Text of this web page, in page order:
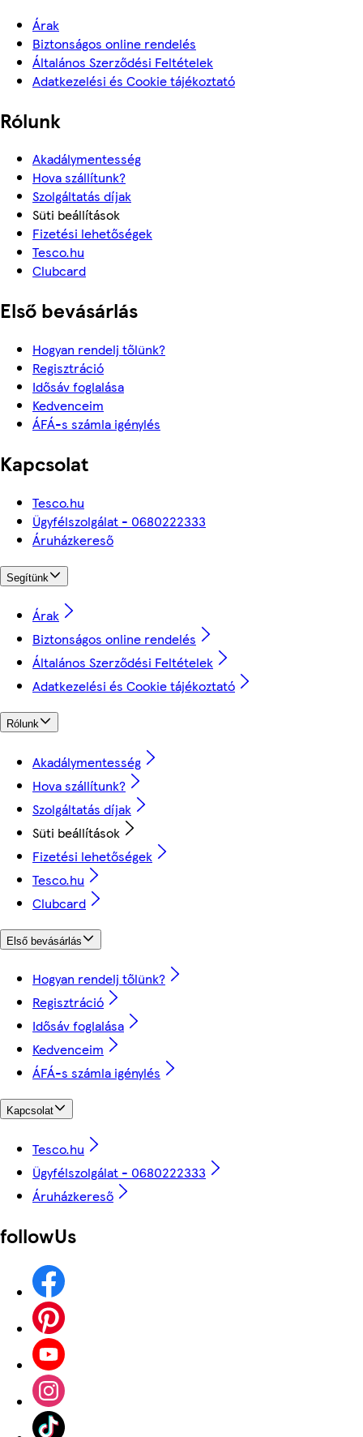
Árak
Biztonságos online rendelés
Általános Szerződési Feltételek
Adatkezelési és Cookie tájékoztató
Rólunk
Akadálymentesség
Hova szállítunk?
Szolgáltatás díjak
Süti beállítások
Fizetési lehetőségek
Tesco.hu
Clubcard
Első bevásárlás
Hogyan rendelj tőlünk?
Regisztráció
Idősáv foglalása
Kedvenceim
ÁFÁ-s számla igénylés
Kapcsolat
Tesco.hu
Ügyfélszolgálat - 0680222333
Áruházkereső
Segítünk
Árak
Biztonságos online rendelés
Általános Szerződési Feltételek
Adatkezelési és Cookie tájékoztató
Rólunk
Akadálymentesség
Hova szállítunk?
Szolgáltatás díjak
Süti beállítások
Fizetési lehetőségek
Tesco.hu
Clubcard
Első bevásárlás
Hogyan rendelj tőlünk?
Regisztráció
Idősáv foglalása
Kedvenceim
ÁFÁ-s számla igénylés
Kapcsolat
Tesco.hu
Ügyfélszolgálat - 0680222333
Áruházkereső
followUs